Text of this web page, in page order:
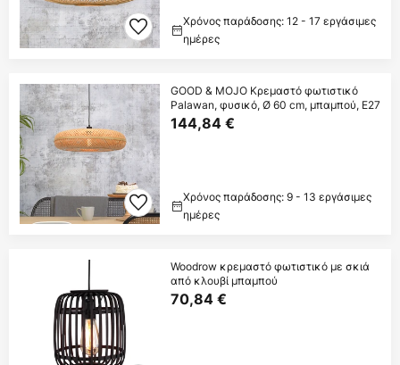
Χρόνος παράδοσης: 12 - 17 εργάσιμες
ημέρες
GOOD & MOJO Κρεμαστό φωτιστικό
Palawan, φυσικό, Ø 60 cm, μπαμπού, E27
144,84 €
Χρόνος παράδοσης: 9 - 13 εργάσιμες
ημέρες
Woodrow κρεμαστό φωτιστικό με σκιά
από κλουβί μπαμπού
70,84 €